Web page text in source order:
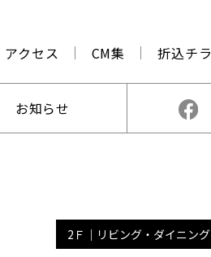
クセス CM集 折込チ
お知らせ
2Ｆ｜リビング・ダイニング